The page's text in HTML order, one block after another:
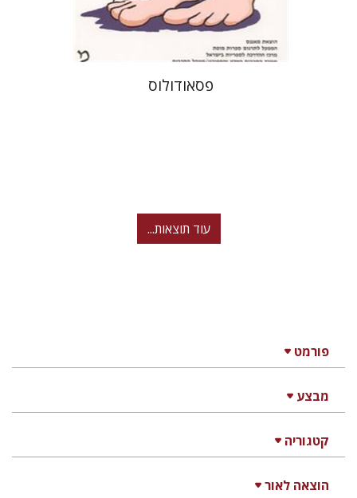
פורמט
מבצע
קטגוריה
הוצאה לאור
$23
$21
פסאודולוס
עוד תוצאות...